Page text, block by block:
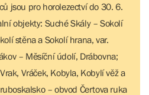
jsou pro horolezectví do 30. 6.
objekty: Suché Skály – Sokolí
stěna a Sokolí hrana, var.
– Měsíční údolí, Drábovna;
Vráček, Kobyla, Kobylí věž a
– obvod Čertova ruka